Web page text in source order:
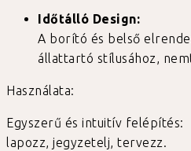
Időtálló Design:
A borító és belső
állattartó stílusához,
Használata:
Egyszerű és intuitív felépítés:
lapozz, jegyzetelj, tervezz.